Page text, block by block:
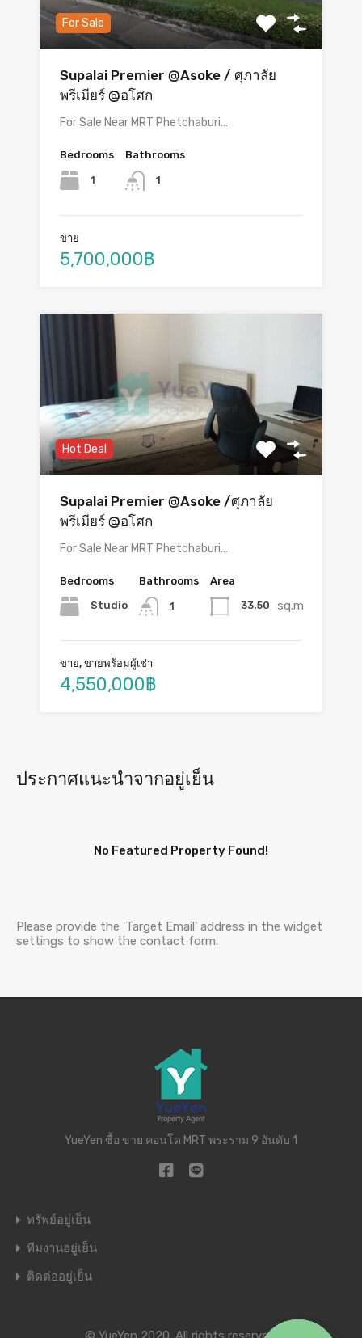
For Sale
Supalai Premier @Asoke / ศุภาลัย
พรีเมียร์ @อโศก
For Sale Near MRT Phetchaburi…
Bedrooms
1
Bathrooms
1
ขาย
5,700,000฿
Hot Deal
Supalai Premier @Asoke /ศุภาลัย
พรีเมียร์ @อโศก
For Sale Near MRT Phetchaburi…
Bedrooms
Studio
Bathrooms
1
Area
33.50 sq.m
ขาย, ขายพร้อมผู้เช่า
4,550,000฿
ประกาศแนะนำจากอยู่เย็น
No Featured Property Found!
Please provide the 'Target Email' address in the widget
settings to show the contact form.
YueYen ซื้อ ขาย คอนโด MRT พระราม 9 อันดับ 1
ทรัพย์อยู่เย็น
ทีมงานอยู่เย็น
ติดต่ออยู่เย็น